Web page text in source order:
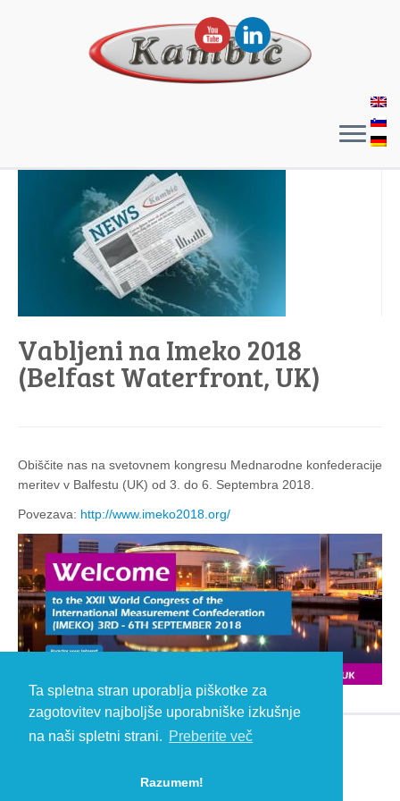
Ta spletna stran uporablja piškotke za
zagotovitev najboljše uporabniške izkušnje
na naši spletni strani. Preberite več
Razumem!
Vabljeni na Imeko 2018
(Belfast Waterfront, UK)
Obiščite nas na svetovnem kongresu Mednarodne konfederacije
meritev v Balfestu (UK) od 3. do 6. Septembra 2018.
Povezava: http://www.imeko2018.org/
HEADQUARTERS: T: +386 (0)7 35 65 220, F: +386 (0)7 35 65 232, E: